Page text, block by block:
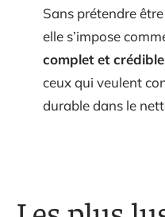
Sans prétendre
elle s’impose
complet et crédible
ceux qui veulent
durable dans le